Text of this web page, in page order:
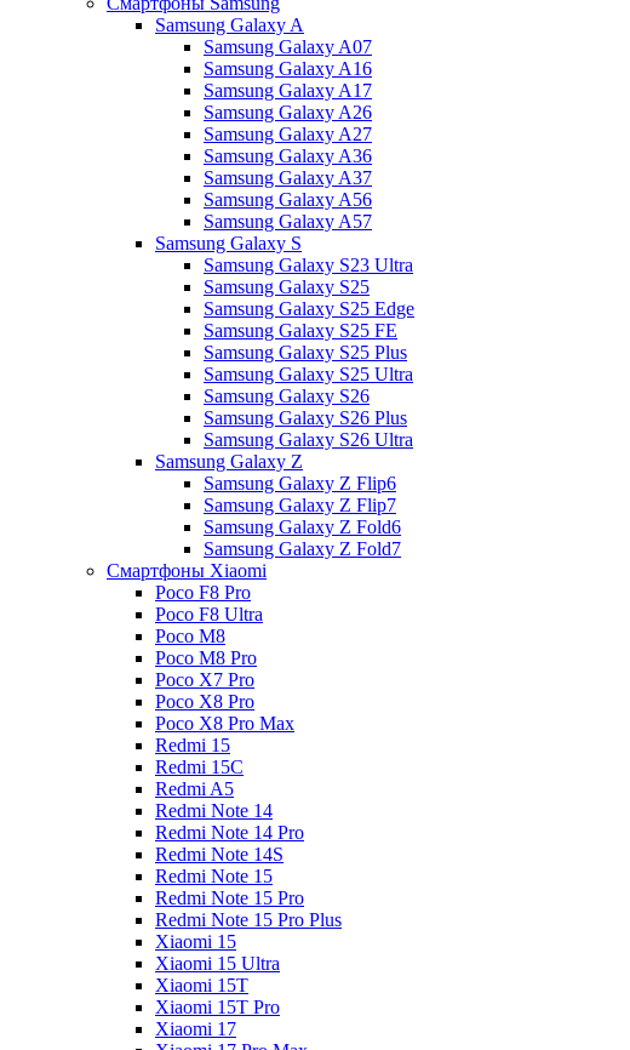
Samsung Galaxy A
Samsung Galaxy A07
Samsung Galaxy A16
Samsung Galaxy A17
Samsung Galaxy A26
Samsung Galaxy A27
Samsung Galaxy A36
Samsung Galaxy A37
Samsung Galaxy A56
Samsung Galaxy A57
Samsung Galaxy S
Samsung Galaxy S23 Ultra
Samsung Galaxy S25
Samsung Galaxy S25 Edge
Samsung Galaxy S25 FE
Samsung Galaxy S25 Plus
Samsung Galaxy S25 Ultra
Samsung Galaxy S26
Samsung Galaxy S26 Plus
Samsung Galaxy S26 Ultra
Samsung Galaxy Z
Samsung Galaxy Z Flip6
Samsung Galaxy Z Flip7
Samsung Galaxy Z Fold6
Samsung Galaxy Z Fold7
Смартфоны Xiaomi
Poco F8 Pro
Poco F8 Ultra
Poco M8
Poco M8 Pro
Poco X7 Pro
Poco X8 Pro
Poco X8 Pro Max
Redmi 15
Redmi 15C
Redmi A5
Redmi Note 14
Redmi Note 14 Pro
Redmi Note 14S
Redmi Note 15
Redmi Note 15 Pro
Redmi Note 15 Pro Plus
Xiaomi 15
Xiaomi 15 Ultra
Xiaomi 15T
Xiaomi 15T Pro
Xiaomi 17